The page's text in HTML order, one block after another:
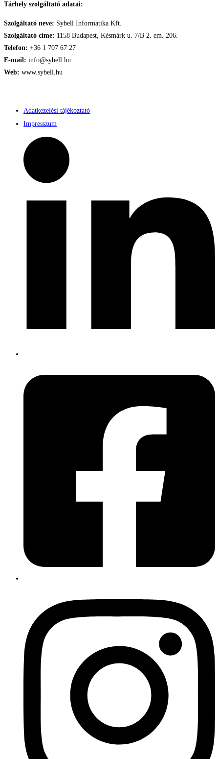
Tárhely szolgáltató adatai:
Szolgáltató neve: Sybell Informatika Kft.
Szolgáltató címe: 1158 Budapest, Késmárk u. 7/B 2. em. 206.
Telefon: +36 1 707 67 27
E-mail: info@sybell.hu
Web: www.sybell.hu
Adatkezelési tájékoztató
Impresszum